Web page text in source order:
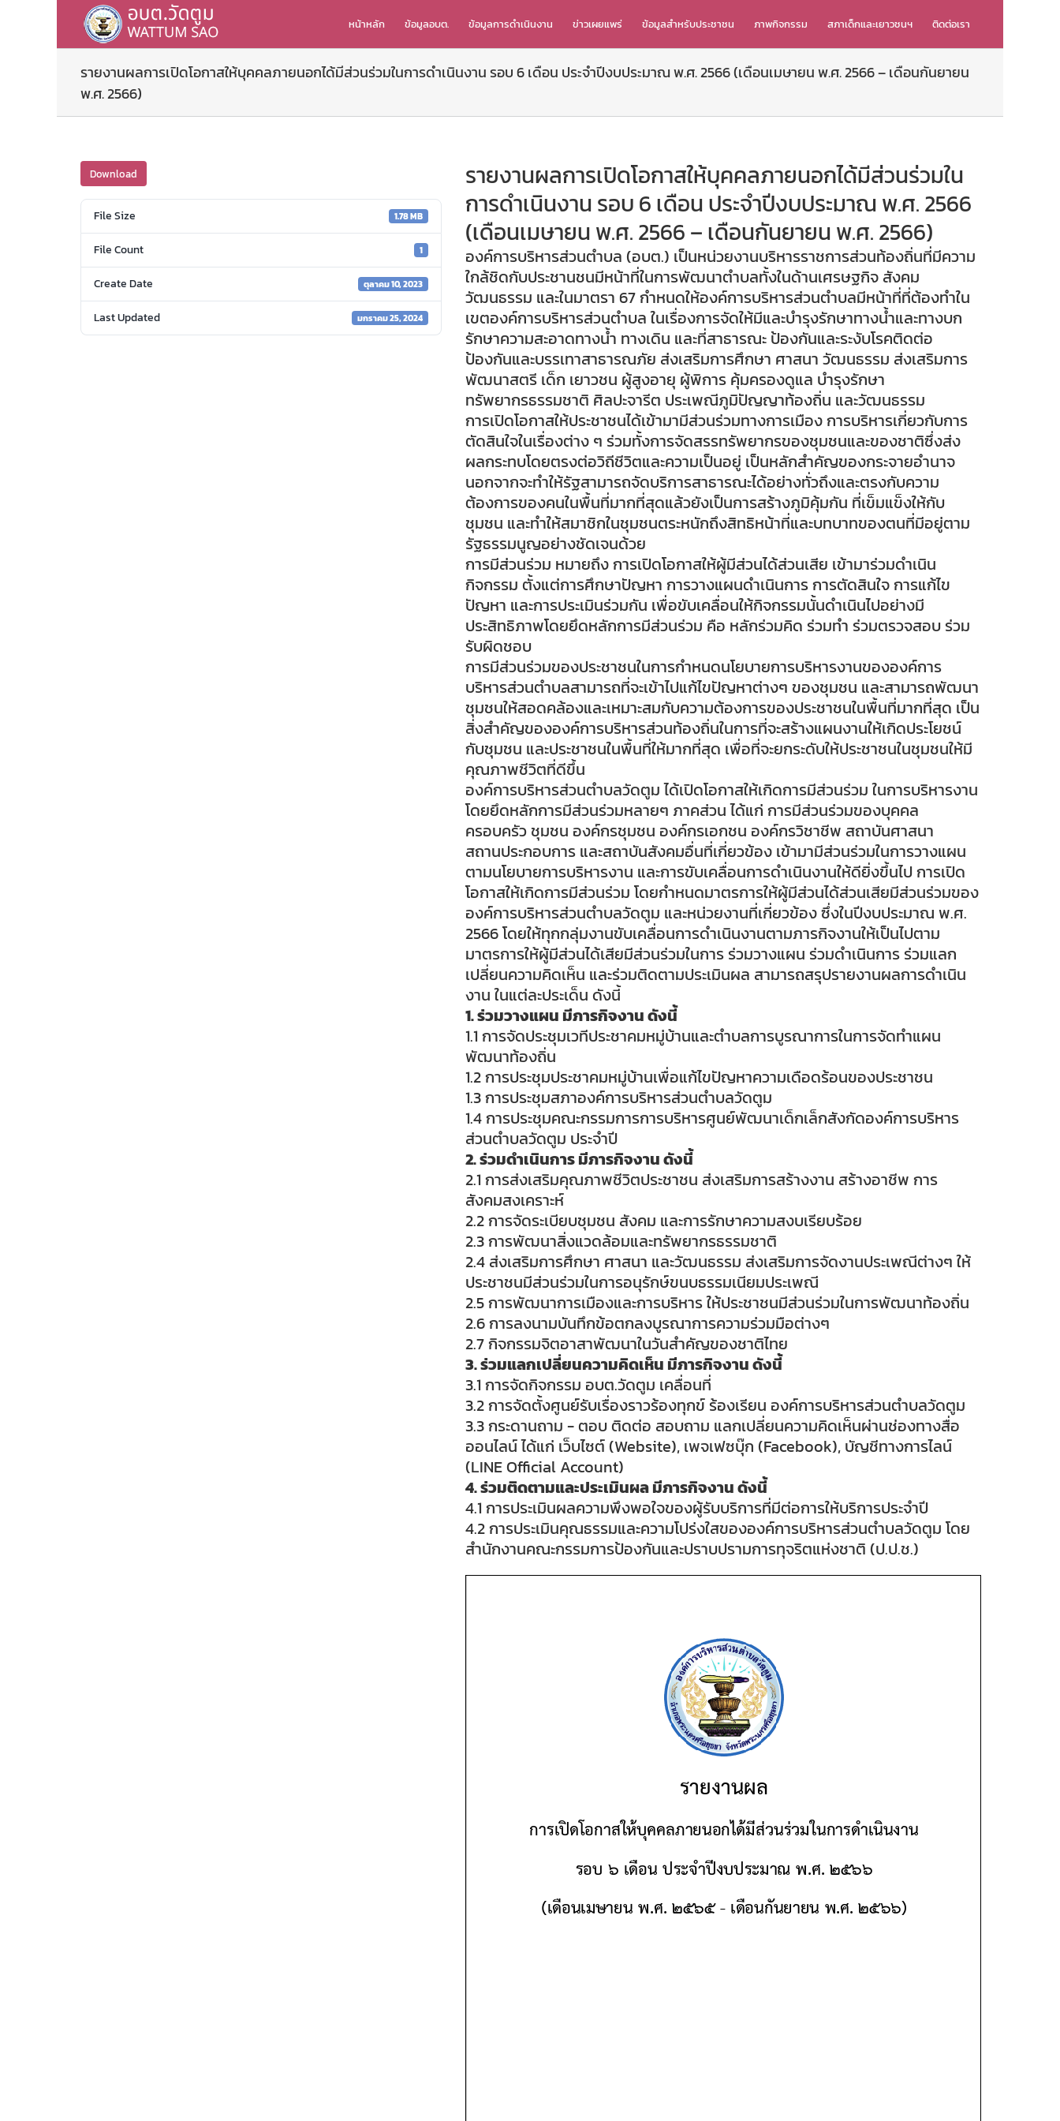
หน้าหลัก ข้อมูลอบต. ข้อมูลการดำเนินงาน ข่าวเผยแพร่ ข้อมูลสำหรับประชาชน ภาพกิจกรรม สภาเด็กและเยาวชนฯ ติดต่อเรา
รายงานผลการเปิดโอกาสให้บุคคลภายนอกได้มีส่วนร่วมในการดำเนินงาน รอบ 6 เดือน ประจำปีงบประมาณ พ.ศ. 2566 (เดือนเมษายน พ.ศ. 2566 – เดือนกันยายน
พ.ศ. 2566)
Download
File Size 1.78 MB
File Count 1
Create Date ตุลาคม 10, 2023
Last Updated มกราคม 25, 2024
รายงานผลการเปิดโอกาสให้บุคคลภายนอกได้มีส่วนร่วมใน
การดำเนินงาน รอบ 6 เดือน ประจำปีงบประมาณ พ.ศ. 2566
(เดือนเมษายน พ.ศ. 2566 – เดือนกันยายน พ.ศ. 2566)
องค์การบริหารส่วนตำบล (อบต.) เป็นหน่วยงานบริหารราชการส่วนท้องถิ่นที่มีความ
ใกล้ชิดกับประชานชนมีหน้าที่ในการพัฒนาตำบลทั้งในด้านเศรษฐกิจ สังคม
วัฒนธรรม และในมาตรา 67 กำหนดให้องค์การบริหารส่วนตำบลมีหน้าที่ที่ต้องทำใน
เขตองค์การบริหารส่วนตำบล ในเรื่องการจัดให้มีและบำรุงรักษาทางน้ำและทางบก
รักษาความสะอาดทางน้ำ ทางเดิน และที่สาธารณะ ป้องกันและระงับโรคติดต่อ
ป้องกันและบรรเทาสาธารณภัย ส่งเสริมการศึกษา ศาสนา วัฒนธรรม ส่งเสริมการ
พัฒนาสตรี เด็ก เยาวชน ผู้สูงอายุ ผู้พิการ คุ้มครองดูแล บำรุงรักษา
ทรัพยากรธรรมชาติ ศิลปะจารีต ประเพณีภูมิปัญญาท้องถิ่น และวัฒนธรรม
การเปิดโอกาสให้ประชาชนได้เข้ามามีส่วนร่วมทางการเมือง การบริหารเกี่ยวกับการ
ตัดสินใจในเรื่องต่าง ๆ ร่วมทั้งการจัดสรรทรัพยากรของชุมชนและของชาติซึ่งส่ง
ผลกระทบโดยตรงต่อวิถีชีวิตและความเป็นอยู่ เป็นหลักสำคัญของกระจายอำนาจ
นอกจากจะทำให้รัฐสามารถจัดบริการสาธารณะได้อย่างทั่วถึงและตรงกับความ
ต้องการของคนในพื้นที่มากที่สุดแล้วยังเป็นการสร้างภูมิคุ้มกัน ที่เข็มแข็งให้กับ
ชุมชน และทำให้สมาชิกในชุมชนตระหนักถึงสิทธิหน้าที่และบทบาทของตนที่มีอยู่ตาม
รัฐธรรมนูญอย่างชัดเจนด้วย
การมีส่วนร่วม หมายถึง การเปิดโอกาสให้ผู้มีส่วนได้ส่วนเสีย เข้ามาร่วมดำเนิน
กิจกรรม ตั้งแต่การศึกษาปัญหา การวางแผนดำเนินการ การตัดสินใจ การแก้ไข
ปัญหา และการประเมินร่วมกัน เพื่อขับเคลื่อนให้กิจกรรมนั้นดำเนินไปอย่างมี
ประสิทธิภาพโดยยึดหลักการมีส่วนร่วม คือ หลักร่วมคิด ร่วมทำ ร่วมตรวจสอบ ร่วม
รับผิดชอบ
การมีส่วนร่วมของประชาชนในการกำหนดนโยบายการบริหารงานขององค์การ
บริหารส่วนตำบลสามารถที่จะเข้าไปแก้ไขปัญหาต่างๆ ของชุมชน และสามารถพัฒนา
ชุมชนให้สอดคล้องและเหมาะสมกับความต้องการของประชาชนในพื้นที่มากที่สุด เป็น
สิ่งสำคัญขององค์การบริหารส่วนท้องถิ่นในการที่จะสร้างแผนงานให้เกิดประโยชน์
กับชุมชน และประชาชนในพื้นที่ให้มากที่สุด เพื่อที่จะยกระดับให้ประชาชนในชุมชนให้มี
คุณภาพชีวิตที่ดีขึ้น
องค์การบริหารส่วนตำบลวัดตูม ได้เปิดโอกาสให้เกิดการมีส่วนร่วม ในการบริหารงาน
โดยยึดหลักการมีส่วนร่วมหลายๆ ภาคส่วน ได้แก่ การมีส่วนร่วมของบุคคล
ครอบครัว ชุมชน องค์กรชุมชน องค์กรเอกชน องค์กรวิชาชีพ สถาบันศาสนา
สถานประกอบการ และสถาบันสังคมอื่นที่เกี่ยวข้อง เข้ามามีส่วนร่วมในการวางแผน
ตามนโยบายการบริหารงาน และการขับเคลื่อนการดำเนินงานให้ดียิ่งขึ้นไป การเปิด
โอกาสให้เกิดการมีส่วนร่วม โดยกำหนดมาตรการให้ผู้มีส่วนได้ส่วนเสียมีส่วนร่วมของ
องค์การบริหารส่วนตำบลวัดตูม และหน่วยงานที่เกี่ยวข้อง ซึ่งในปีงบประมาณ พ.ศ.
2566 โดยให้ทุกกลุ่มงานขับเคลื่อนการดำเนินงานตามภารกิจงานให้เป็นไปตาม
มาตรการให้ผู้มีส่วนได้เสียมีส่วนร่วมในการ ร่วมวางแผน ร่วมดำเนินการ ร่วมแลก
เปลี่ยนความคิดเห็น และร่วมติดตามประเมินผล สามารถสรุปรายงานผลการดำเนิน
งาน ในแต่ละประเด็น ดังนี้
1. ร่วมวางแผน มีภารกิจงาน ดังนี้
1.1 การจัดประชุมเวทีประชาคมหมู่บ้านและตำบลการบูรณาการในการจัดทำแผน
พัฒนาท้องถิ่น
1.2 การประชุมประชาคมหมู่บ้านเพื่อแก้ไขปัญหาความเดือดร้อนของประชาชน
1.3 การประชุมสภาองค์การบริหารส่วนตำบลวัดตูม
1.4 การประชุมคณะกรรมการการบริหารศูนย์พัฒนาเด็กเล็กสังกัดองค์การบริหาร
ส่วนตำบลวัดตูม ประจำปี
2. ร่วมดำเนินการ มีภารกิจงาน ดังนี้
2.1 การส่งเสริมคุณภาพชีวิตประชาชน ส่งเสริมการสร้างงาน สร้างอาชีพ การ
สังคมสงเคราะห์
2.2 การจัดระเบียบชุมชน สังคม และการรักษาความสงบเรียบร้อย
2.3 การพัฒนาสิ่งแวดล้อมและทรัพยากรธรรมชาติ
2.4 ส่งเสริมการศึกษา ศาสนา และวัฒนธรรม ส่งเสริมการจัดงานประเพณีต่างๆ ให้
ประชาชนมีส่วนร่วมในการอนุรักษ์ขนบธรรมเนียมประเพณี
2.5 การพัฒนาการเมืองและการบริหาร ให้ประชาชนมีส่วนร่วมในการพัฒนาท้องถิ่น
2.6 การลงนามบันทึกข้อตกลงบูรณาการความร่วมมือต่างๆ
2.7 กิจกรรมจิตอาสาพัฒนาในวันสำคัญของชาติไทย
3. ร่วมแลกเปลี่ยนความคิดเห็น มีภารกิจงาน ดังนี้
3.1 การจัดกิจกรรม อบต.วัดตูม เคลื่อนที่
3.2 การจัดตั้งศูนย์รับเรื่องราวร้องทุกข์ ร้องเรียน องค์การบริหารส่วนตำบลวัดตูม
3.3 กระดานถาม - ตอบ ติดต่อ สอบถาม แลกเปลี่ยนความคิดเห็นผ่านช่องทางสื่อ
ออนไลน์ ได้แก่ เว็บไซต์ (Website), เพจเฟซบุ๊ก (Facebook), บัญชีทางการไลน์
(LINE Official Account)
4. ร่วมติดตามและประเมินผล มีภารกิจงาน ดังนี้
4.1 การประเมินผลความพึงพอใจของผู้รับบริการที่มีต่อการให้บริการประจำปี
4.2 การประเมินคุณธรรมและความโปร่งใสขององค์การบริหารส่วนตำบลวัดตูม โดย
สำนักงานคณะกรรมการป้องกันและปราบปรามการทุจริตแห่งชาติ (ป.ป.ช.)